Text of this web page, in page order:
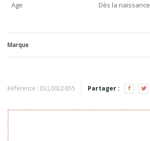
Age Dès la naissance
Marque
Voir les produits
Référence : DLL00LD855 Partager :